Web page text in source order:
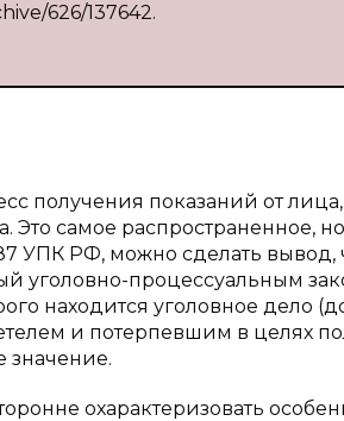
626/137642.
получения показаний от
Это самое распространенное,
УПК РФ, можно сделать
уголовно-процессуальным
находится уголовное дело
и потерпевшим в целях
значение.
охарактеризовать